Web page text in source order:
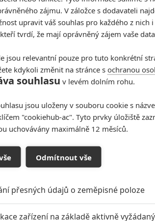
len o Marvel filmoch, tak začni diskusiu u
o Marvelovkách tiež niekto začne, väčšinou
A práveže tých drbov okolo Marveloviek je
z ktorého ročne vydávajú niekoľko
do diskuze
zájmu. V záložce s dodavateli
upravit váš souhlas pro každého z
tvrdí, že mají oprávněný zájem vaše
jsou relevantní pouze pro tuto konkrétní
kdykoli změnit na stránce s ochranou
souhlasu v levém dolním rohu.
jsou uloženy v souboru cookie s
"cookiehub-ac". Tyto prvky úložiště
uchovávány maximálně 12 měsíců.
Odmítnout vše
přesných údajů o zeměpisné poloze
zařízení na základě aktivně